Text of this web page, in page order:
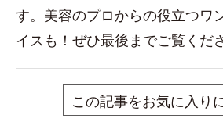
す。美容のプロからの役立つワ
イスも！ぜひ最後までご覧くだ
この記事をお気に入り